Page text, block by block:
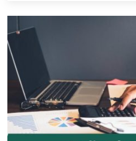
fundación bien gobernada
refuerza su reputación […]